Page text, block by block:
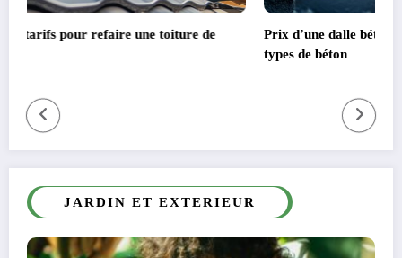
Prix d’une dalle béton 20m2 : Comparatif détaillé selon les
JARDIN ET EXTERIEUR